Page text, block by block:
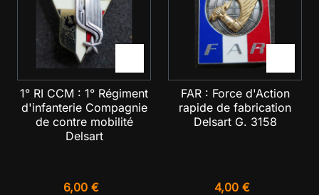
1° RI CCM : 1° Régiment
d'infanterie Compagnie
de contre mobilité
Delsart
6,00 €
FAR : Force d'Action
rapide de fabrication
Delsart G. 3158
4,00 €